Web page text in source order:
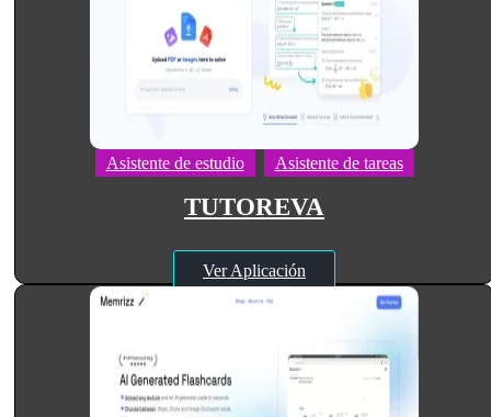
Asistente de estudio Asistente de tareas
TUTOREVA
Ver Aplicación